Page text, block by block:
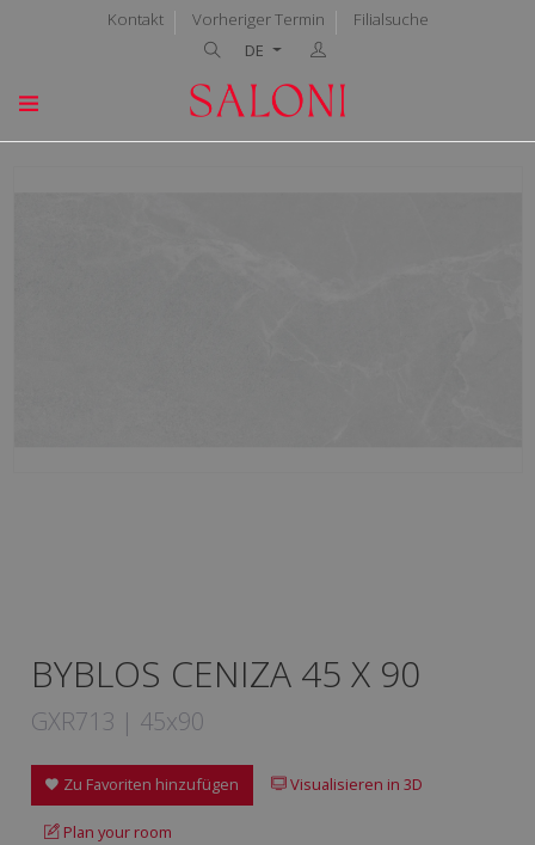
Kontakt Vorheriger Termin
Filialsuche
DE
BYBLOS CENIZA 45 X 90
GXR713 | 45x90
Zu Favoriten hinzufügen Visualisieren in 3D
Plan your room